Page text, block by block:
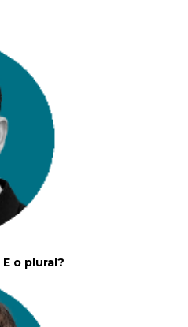
o plural?